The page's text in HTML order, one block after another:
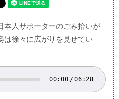
本人サポーターのごみ拾いが
は徐々に広がりを見せてい
00:00 /06:28